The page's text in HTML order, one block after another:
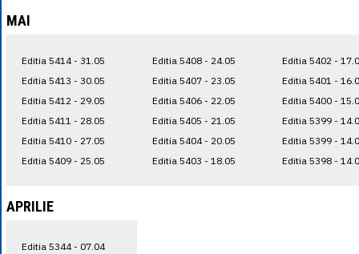
MAI
Editia 5414 - 31.05
Editia 5413 - 30.05
Editia 5412 - 29.05
Editia 5411 - 28.05
Editia 5410 - 27.05
Editia 5409 - 25.05
Editia 5408 - 24.05
Editia 5407 - 23.05
Editia 5406 - 22.05
Editia 5405 - 21.05
Editia 5404 - 20.05
Editia 5403 - 18.05
Editia 5402 -
Editia 5401 -
Editia 5400 -
Editia 5399 -
Editia 5399 -
Editia 5398 -
APRILIE
Editia 5344 - 07.04